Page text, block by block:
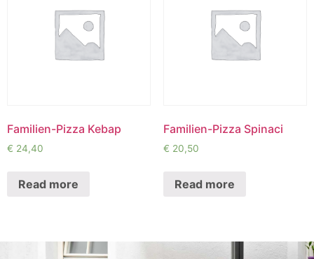
Familien-Pizza Kebap
€ 24,40
Read more
Familien-Pizza Spinaci
€ 20,50
Read more